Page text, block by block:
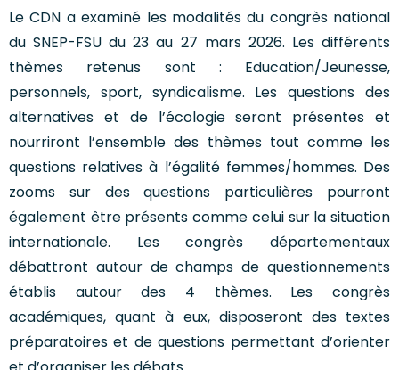
Le CDN a examiné les modalités du congrès national
du SNEP-FSU du 23 au 27 mars 2026. Les différents
thèmes retenus sont : Education/Jeunesse,
personnels, sport, syndicalisme. Les questions des
alternatives et de l’écologie seront présentes et
nourriront l’ensemble des thèmes tout comme les
questions relatives à l’égalité femmes/hommes. Des
zooms sur des questions particulières pourront
également être présents comme celui sur la situation
internationale. Les congrès départementaux
débattront autour de champs de questionnements
établis autour des 4 thèmes. Les congrès
académiques, quant à eux, disposeront des textes
préparatoires et de questions permettant d’orienter